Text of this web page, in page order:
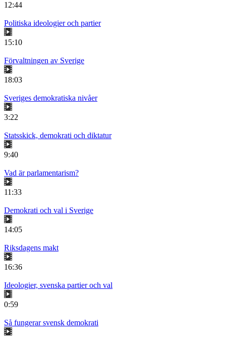
12:44
Politiska ideologier och partier
15:10
Förvaltningen av Sverige
18:03
Sveriges demokratiska nivåer
3:22
Statsskick, demokrati och diktatur
9:40
Vad är parlamentarism?
11:33
Demokrati och val i Sverige
14:05
Riksdagens makt
16:36
Ideologier, svenska partier och val
0:59
Så fungerar svensk demokrati